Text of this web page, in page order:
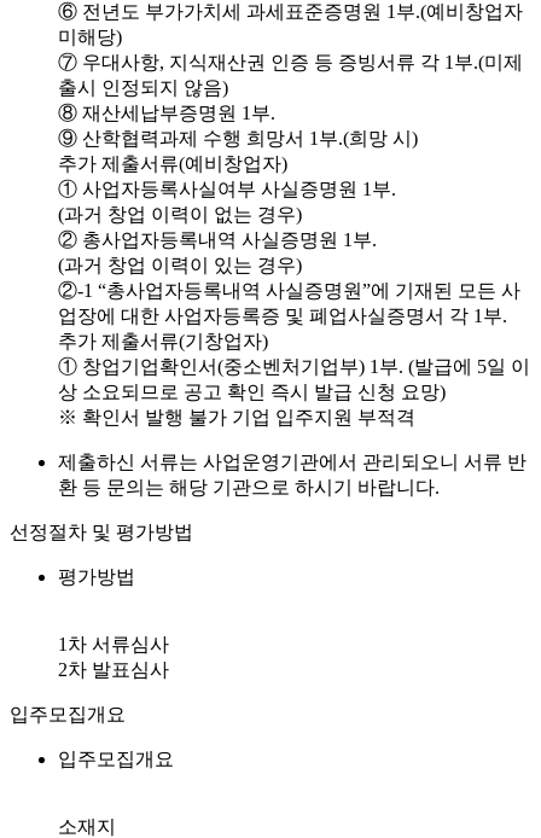
⑥ 전년도 부가가치세 과세표준증명원 1부.(예비창업자
미해당)
⑦ 우대사항, 지식재산권 인증 등 증빙서류 각 1부.(미제
출시 인정되지 않음)
⑧ 재산세납부증명원 1부.
⑨ 산학협력과제 수행 희망서 1부.(희망 시)
추가 제출서류(예비창업자)
① 사업자등록사실여부 사실증명원 1부.
(과거 창업 이력이 없는 경우)
② 총사업자등록내역 사실증명원 1부.
(과거 창업 이력이 있는 경우)
②-1 “총사업자등록내역 사실증명원”에 기재된 모든 사
업장에 대한 사업자등록증 및 폐업사실증명서 각 1부.
추가 제출서류(기창업자)
① 창업기업확인서(중소벤처기업부) 1부. (발급에 5일 이
상 소요되므로 공고 확인 즉시 발급 신청 요망)
※ 확인서 발행 불가 기업 입주지원 부적격
제출하신 서류는 사업운영기관에서 관리되오니 서류 반
환 등 문의는 해당 기관으로 하시기 바랍니다.
선정절차 및 평가방법
평가방법
1차 서류심사
2차 발표심사
입주모집개요
입주모집개요
소재지